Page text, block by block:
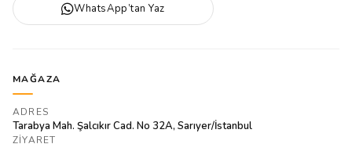
WhatsApp’tan Yaz
MAĞAZA
ADRES
Tarabya Mah. Şalcıkır Cad. No 32A, Sarıyer/İstanbul
ZIYARET